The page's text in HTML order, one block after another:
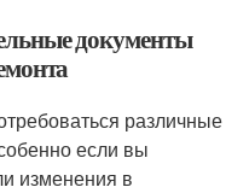
документы
различные
если вы
изменения в